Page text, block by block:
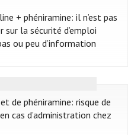
+ phéniramine: il n’est pas
sur la sécurité d’emploi
ou peu d’information
de phéniramine: risque de
cas d’administration chez